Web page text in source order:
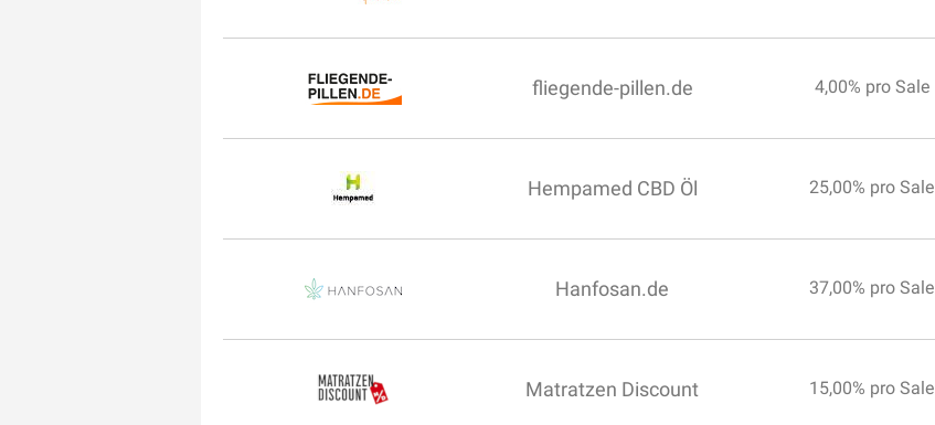
fliegende-pillen.de 4,00% pro Sale
Hempamed CBD Öl 25,00% pro Sale
Hanfosan.de 37,00% pro Sale
Matratzen Discount 15,00% pro Sale